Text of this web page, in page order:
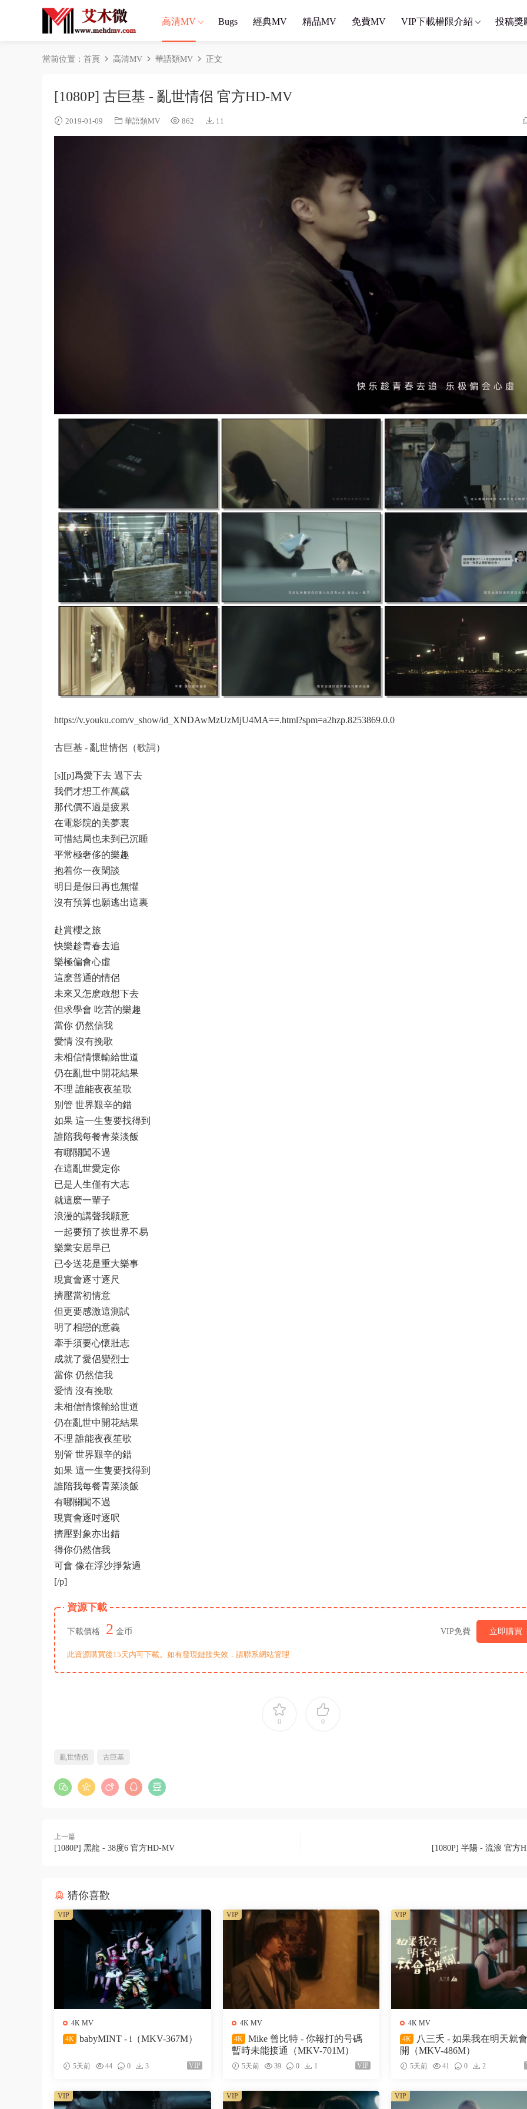
高清MV Bugs 經典MV 精品MV 免費MV VIP下載權限介紹 投稿獎
當前位置： 首頁 高清MV 華語類MV 正文
[1080P] 古巨基 - 亂世情侶 官方HD-MV
2019-01-09 華語類MV 862 11
https://v.youku.com/v_show/id_XNDAwMzUzMjU4MA==.html?spm=a2hzp.8253869.0.0
古巨基 - 亂世情侶（歌詞）
[s][p]爲愛下去 過下去
我們才想工作萬歲
那代價不過是疲累
在電影院的美夢裏
可惜結局也未到已沉睡
平常極奢侈的樂趣
抱着你一夜閑談
明日是假日再也無懼
沒有預算也願逃出這裏
赴賞櫻之旅
快樂趁青春去追
樂極偏會心虛
這麽普通的情侶
未來又怎麽敢想下去
但求學會 吃苦的樂趣
當你 仍然信我
愛情 沒有挽歌
未相信情懷輸給世道
仍在亂世中開花結果
不理 誰能夜夜笙歌
别管 世界艱辛的錯
如果 這一生隻要找得到
誰陪我每餐青菜淡飯
有哪關闖不過
在這亂世愛定你
已是人生僅有大志
就這麽一輩子
浪漫的講聲我願意
一起要預了挨世界不易
樂業安居早已
已令送花是重大樂事
現實會逐寸逐尺
擠壓當初情意
但更要感激這測試
明了相戀的意義
牽手須要心懷壯志
成就了愛侶變烈士
當你 仍然信我
愛情 沒有挽歌
未相信情懷輸給世道
仍在亂世中開花結果
不理 誰能夜夜笙歌
别管 世界艱辛的錯
如果 這一生隻要找得到
誰陪我每餐青菜淡飯
有哪關闖不過
現實會逐吋逐呎
擠壓對象亦出錯
得你仍然信我
可會 像在浮沙掙紮過
[/p]
資源下載
下載價格 2 金币 VIP免費 立即購買
此資源購買後15天内可下載。如有發現鏈接失效，請聯系網站管理
0 0
亂世情侶 古巨基
上一篇
[1080P] 黑龍 - 38度6 官方HD-MV [1080P] 半陽 - 流浪 官方
猜你喜歡
4K MV
4K
babyMINT - i（MKV-367M）
5天前 44 0 3 VIP
VIP
4K MV
4K
Mike 曾比特 - 你報打的号碼
暫時未能接通（MKV-701M）
5天前 39 0 1 VIP
VIP
4K MV
4K
八三夭 - 如果我在明天就
開（MKV-486M）
5天前 41 0 2
VIP
VIP VIP VIP